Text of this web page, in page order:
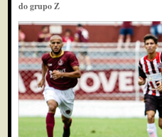
do grupo Z